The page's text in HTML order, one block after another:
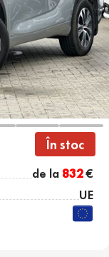
În stoc
de la 832€
UE